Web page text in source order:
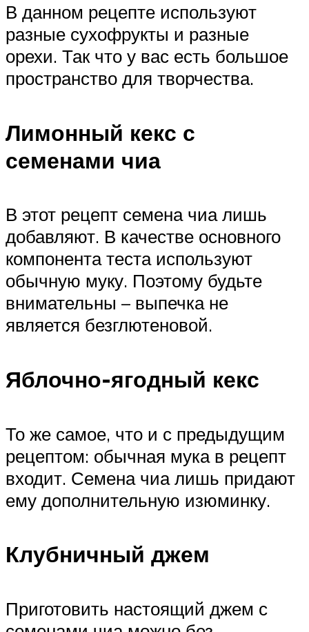
В данном рецепте используют
разные сухофрукты и разные
орехи. Так что у вас есть большое
пространство для творчества.
Лимонный кекс с
семенами чиа
В этот рецепт семена чиа лишь
добавляют. В качестве основного
компонента теста используют
обычную муку. Поэтому будьте
внимательны – выпечка не
является безглютеновой.
Яблочно-ягодный кекс
То же самое, что и с предыдущим
рецептом: обычная мука в рецепт
входит. Семена чиа лишь придают
ему дополнительную изюминку.
Клубничный джем
Приготовить настоящий джем с